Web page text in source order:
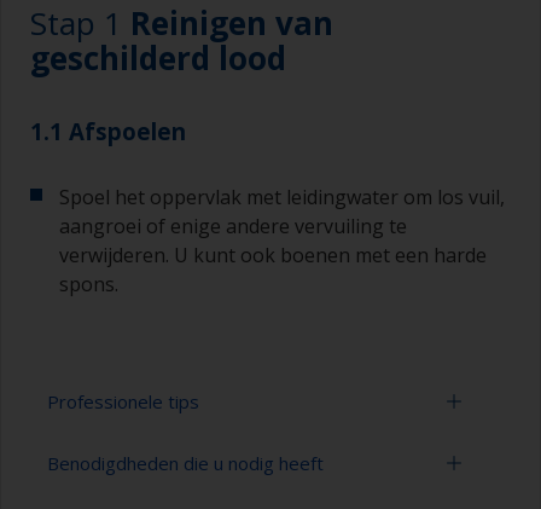
Stap 1 Reinigen van
geschilderd lood
1.1 Afspoelen
Spoel het oppervlak met leidingwater om los vuil,
aangroei of enige andere vervuiling te
verwijderen. U kunt ook boenen met een harde
spons.
Professionele tips
U kunt zien of het oppervlak goed is ontvet door
Benodigdheden die u nodig heeft